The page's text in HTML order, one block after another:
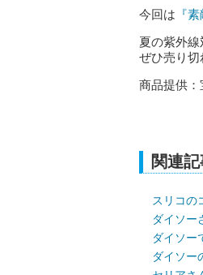
今回は 『
夏の紫外
ぜひ売り切
商品提供：
関連
スリコの
ダイソー
ダイソー
ダイソー